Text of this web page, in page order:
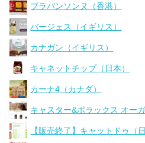
ブラバンソンヌ（香港）
バージェス（イギリス）
カナガン（イギリス）
キャネットチップ（日本）
カーナ4（カナダ）
キャスター&ポラックス オー
【販売終了】キャットドゥ（日